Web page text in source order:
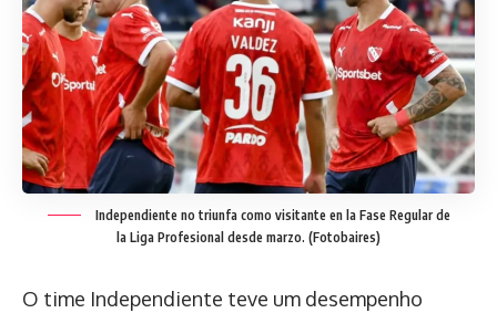
Independiente no triunfa como visitante en la Fase Regular de
la Liga Profesional desde marzo. (Fotobaires)
O time Independiente teve um desempenho